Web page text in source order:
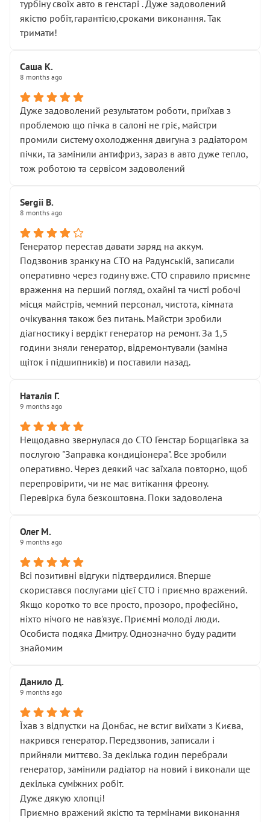
турбіну своїх авто в генстарі . Дуже задоволений
якістю робіт,гарантією,сроками виконання. Так
тримати!
Саша К.
8 months ago
Дуже задоволений результатом роботи, приїхав з
проблемою що пічка в салоні не гріє, майстри
промили систему охолодження двигуна з радіатором
пічки, та замінили антифриз, зараз в авто дуже тепло,
тож роботою та сервісом задоволений
Sergii B.
8 months ago
Генератор перестав давати заряд на аккум.
Подзвонив зранку на СТО на Радунській, записали
оперативно через годину вже. СТО справило приємне
враження на перший погляд, охайні та чисті робочі
місця майстрів, чемний персонал, чистота, кімната
очікування також без питань. Майстри зробили
діагностику і вердікт генератор на ремонт. За 1,5
години зняли генератор, відремонтували (заміна
щіток і підшипників) и поставили назад.
Наталія Г.
9 months ago
Нещодавно звернулася до СТО Генстар Борщагівка за
послугою "Заправка кондиціонера". Все зробили
оперативно. Через деякий час заїхала повторно, щоб
перепровірити, чи не має витікання фреону.
Перевірка була безкоштовна. Поки задоволена
Олег М.
9 months ago
Всі позитивні відгуки підтвердилися. Вперше
скористався послугами цієї СТО і приємно вражений.
Якщо коротко то все просто, прозоро, професійно,
ніхто нічого не нав'язує. Приємні молоді люди.
Особиста подяка Дмитру. Однозначно буду радити
знайомим
Данило Д.
9 months ago
Їхав з відпустки на Донбас, не встиг виїхати з Києва,
накрився генератор. Передзвонив, записали і
прийняли миттєво. За декілька годин перебрали
генератор, замінили радіатор на новий і виконали ще
декілька суміжних робіт.
Дуже дякую хлопці!
Приємно вражений якістю та термінами виконання